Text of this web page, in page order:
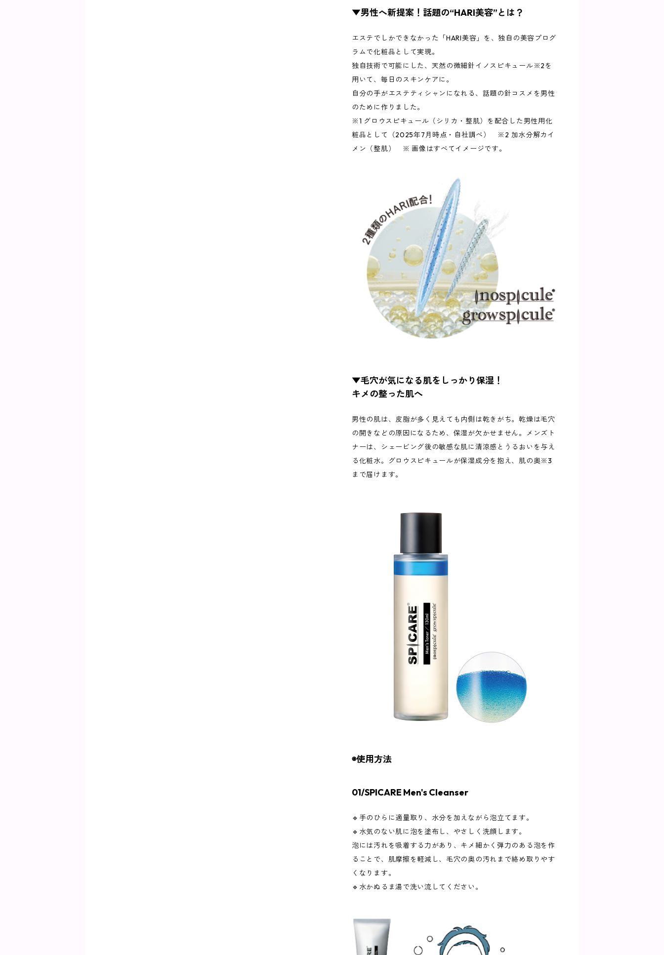
▼男性へ新提案！話題の“HARI美容”とは？
エステでしかできなかった「HARI美容」を、独自の美容プログ
ラムで化粧品として実現。
独自技術で可能にした、天然の微細針イノスピキュール※2を
用いて、毎日のスキンケアに。
自分の手がエステティシャンになれる、話題の針コスメを男性
のために作りました。
※1 グロウスピキュール（シリカ・整肌）を配合した男性用化
粧品として（2025年7月時点・自社調べ） ※2 加水分解カイ
メン（整肌） ※ 画像はすべてイメージです。
▼毛穴が気になる肌をしっかり保湿！
キメの整った肌へ
男性の肌は、皮脂が多く見えても内側は乾きがち。乾燥は毛穴
の開きなどの原因になるため、保湿が欠かせません。メンズト
ナーは、シェービング後の敏感な肌に清涼感とうるおいを与え
る化粧水。グロウスピキュールが保湿成分を抱え、肌の奥※3
まで届けます。
◉使用方法
01/SPICARE Men's Cleanser
🔹手のひらに適量取り、水分を加えながら泡立てます。
🔹水気のない肌に泡を塗布し、やさしく洗顔します。
泡には汚れを吸着する力があり、キメ細かく弾力のある泡を作
ることで、肌摩擦を軽減し、毛穴の奥の汚れまで絡め取りやす
くなります。
🔹水かぬるま湯で洗い流してください。